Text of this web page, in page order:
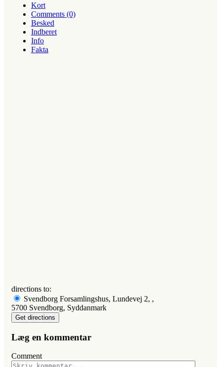
Kort
Comments (0)
Besked
Indberet
Info
Fakta
directions to:
Svendborg Forsamlingshus, Lundevej 2, ,
5700 Svendborg, Syddanmark
Læg en kommentar
Comment